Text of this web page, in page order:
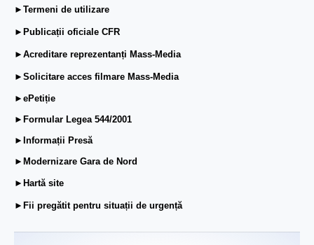
►Termeni de utilizare
►Publicații oficiale CFR
►Acreditare reprezentanți Mass-Media
►Solicitare acces filmare Mass-Media
►ePetiție
►Formular Legea 544/2001
►Informații Presă
►Modernizare Gara de Nord
►Hartă site
►Fii pregătit pentru situații de urgență